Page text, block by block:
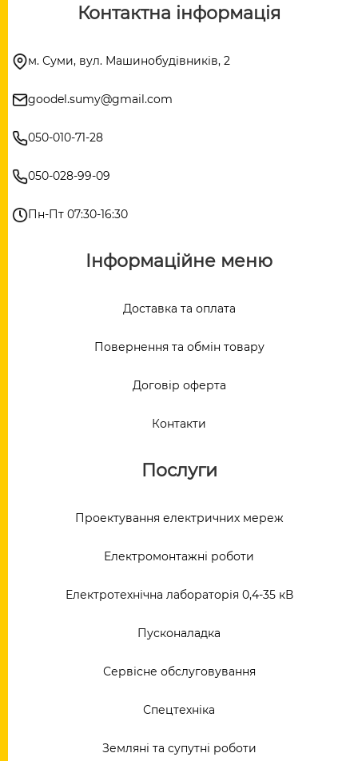
Контактна інформація
м. Суми, вул. Машинобудівників, 2
goodel.sumy@gmail.com
050-010-71-28
050-028-99-09
Пн-Пт 07:30-16:30
Інформаційне меню
Доставка та оплата
Повернення та обмін товару
Договір оферта
Контакти
Послуги
Проектування електричних мереж
Електромонтажні роботи
Електротехнічна лабораторія 0,4-35 кВ
Пусконаладка
Сервісне обслуговування
Спецтехніка
Земляні та супутні роботи